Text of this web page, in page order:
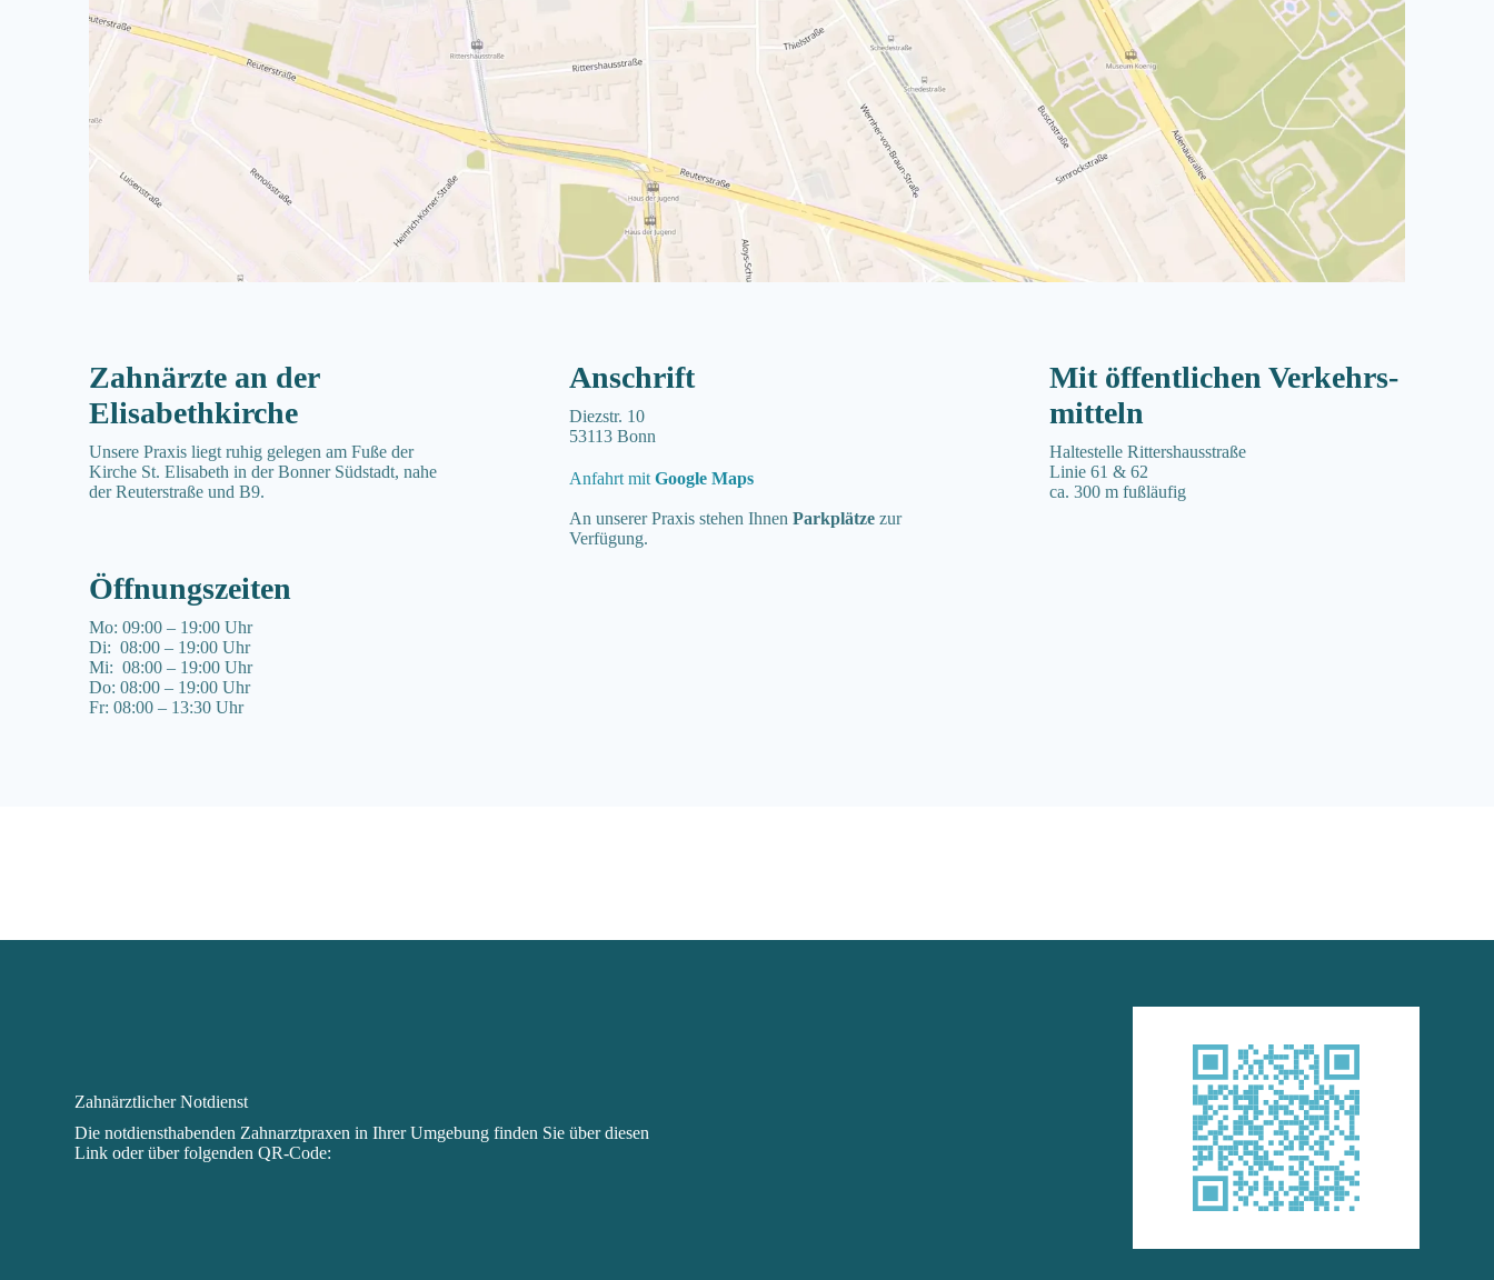
Zahnärzte an der
Elisabeth­kirche
Unsere Praxis liegt ruhig gelegen am Fuße der
Kirche St. Elisabeth in der Bonner Südstadt, nahe
der Reuterstraße und B9.
Anschrift
Diezstr. 10
53113 Bonn
Anfahrt mitGoogle Maps
An unserer Praxis stehen IhnenParkplätze zur
Verfügung.
Mit öffentlichen Verkehrs­
mitteln
Haltestelle Rittershausstraße
Linie 61 & 62
ca. 300 m fußläufig
Öffnungs­zeiten
Mo: 09:00 – 19:00 Uhr
Di: 08:00 – 19:00 Uhr
Mi: 08:00 – 19:00 Uhr
Do: 08:00 – 19:00 Uhr
Fr: 08:00 – 13:30 Uhr
Zahnärztlicher Notdienst
Die notdienst­habenden Zahnarztpraxen in Ihrer Umgebung finden Sie überdiesen
Link oder über folgenden QR-Code: